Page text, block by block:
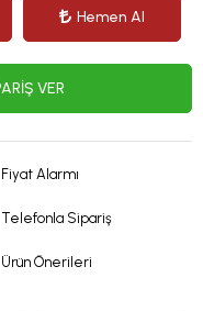
Hemen Al
VER
Fiyat Alarmı
Telefonla Sipariş
Ürün Önerileri